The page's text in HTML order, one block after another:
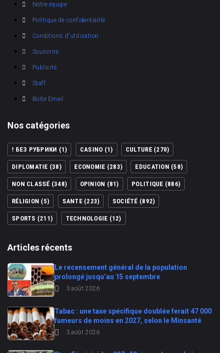
Notre équipe
Politique de confidentialité
Conditions d'utilisation
Souscrire
Publicité
Staff
Boite Email
Nos catégories
! БЕЗ РУБРИКИ (1) CASINO (1) CULTURE(270)
DIPLOMATIE (38) ECONOMIE (283) EDUCATION (58)
NON CLASSÉ (348) OPINION (81) POLITIQUE (886)
RÉLIGION (5) SANTE(223) SOCIÉTÉ (892)
SPORTS (211) TECHNOLOGIE (12)
Articles récents
Le recensement général de la population
prolongé jusqu’au 15 septembre
3 août 2026
Tabac : une taxe spécifique doublée ferait 47 000
fumeurs de moins en 2027, selon le Minsanté
3 août 2026